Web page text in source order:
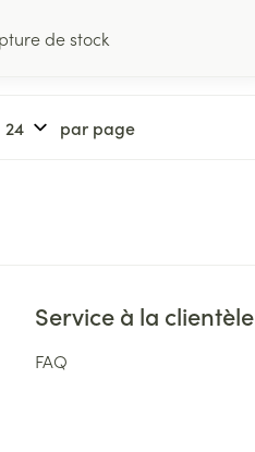
de stock
par page
Service à la clientèle
FAQ